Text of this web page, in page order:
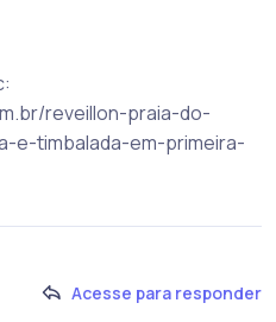
reveillon-praia-do-
e-timbalada-em-primeira-
Acesse para responder